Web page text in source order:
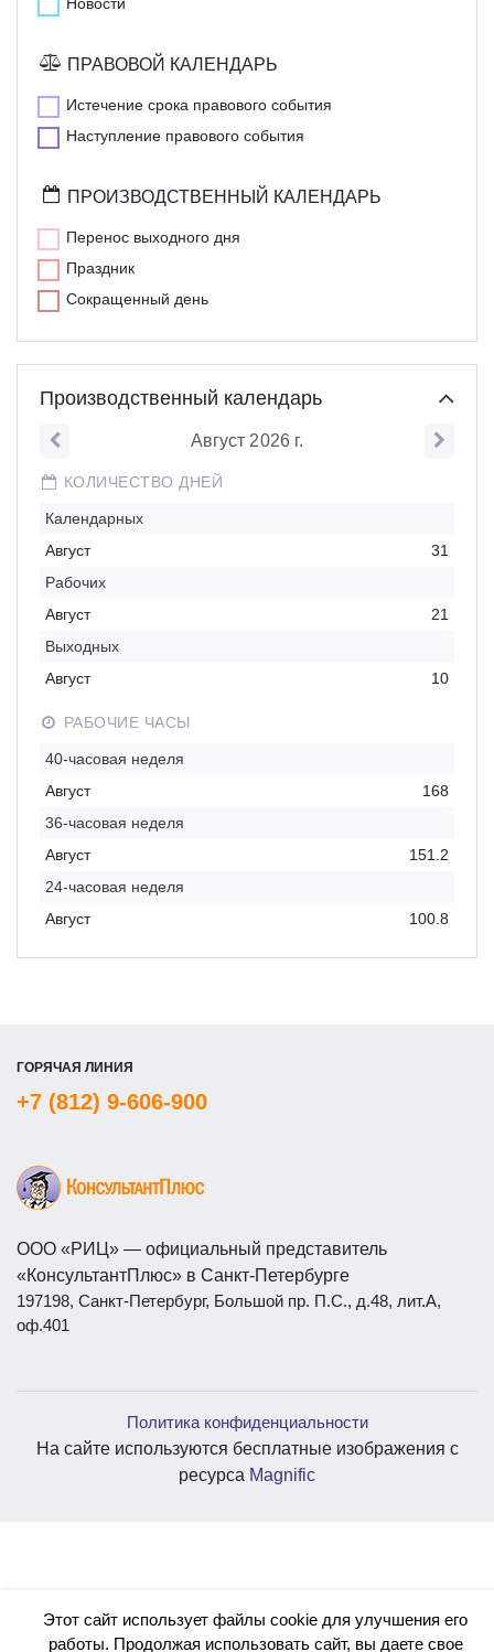
ПРАВОВОЙ КАЛЕНДАРЬ
Истечение срока правового события
Наступление правового события
ПРОИЗВОДСТВЕННЫЙ КАЛЕНДАРЬ
Перенос выходного дня
Праздник
Сокращенный день
Производственный календарь
Август 2026 г.
КОЛИЧЕСТВО ДНЕЙ
Календарных
Август
31
Рабочих
Август
21
Выходных
Август
10
РАБОЧИЕ ЧАСЫ
40-часовая неделя
Август
168
36-часовая неделя
Август
151.2
24-часовая неделя
Август
100.8
ГОРЯЧАЯ ЛИНИЯ
+7 (812) 9-606-900
ООО «РИЦ» — официальный представитель
«КонсультантПлюс» в Санкт-Петербурге
197198, Санкт-Петербург, Большой пр. П.С., д.48, лит.А,
оф.401
Политика конфиденциальности
На сайте используются бесплатные изображения с
ресурса Magnific
Этот сайт использует файлы cookie для улучшения его
работы. Продолжая использовать сайт, вы даете свое